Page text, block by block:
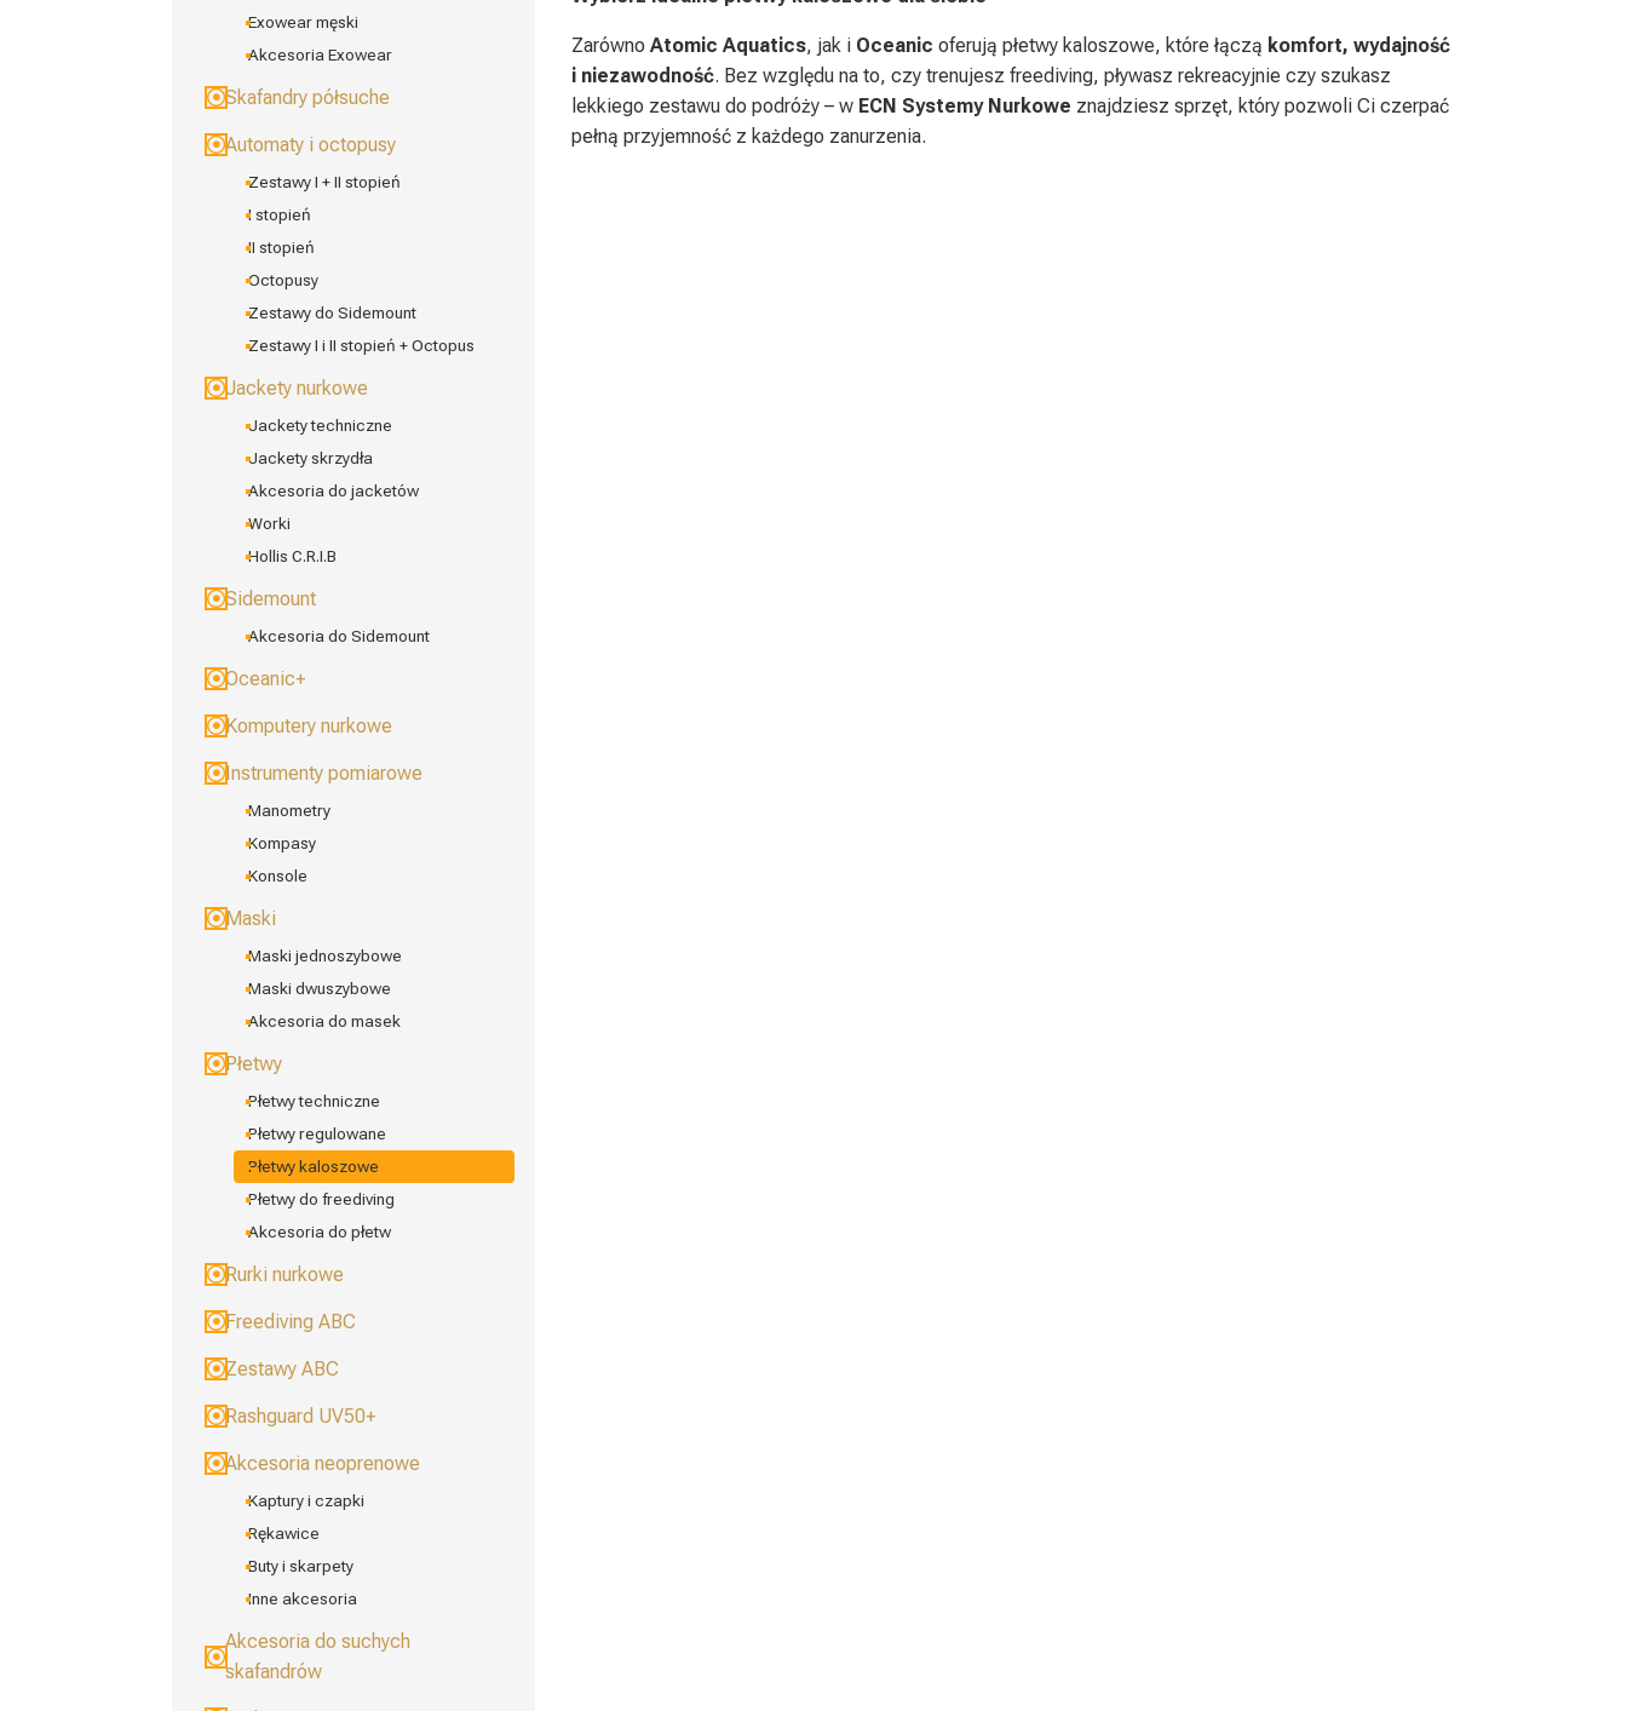
Exowear męski
Akcesoria Exowear
Skafandry półsuche
Automaty i octopusy
Zestawy I + II stopień
I stopień
II stopień
Octopusy
Zestawy do Sidemount
Zestawy I i II stopień + Octopus
Jackety nurkowe
Jackety techniczne
Jackety skrzydła
Akcesoria do jacketów
Worki
Hollis C.R.I.B
Sidemount
Akcesoria do Sidemount
Oceanic+
Komputery nurkowe
Instrumenty pomiarowe
Manometry
Kompasy
Konsole
Maski
Maski jednoszybowe
Maski dwuszybowe
Akcesoria do masek
Płetwy
Płetwy techniczne
Płetwy regulowane
Płetwy kaloszowe
Płetwy do freediving
Akcesoria do płetw
Rurki nurkowe
Freediving ABC
Zestawy ABC
Rashguard UV50+
Akcesoria neoprenowe
Kaptury i czapki
Rękawice
Buty i skarpety
Inne akcesoria
Akcesoria do suchych
skafandrów
Zarówno Atomic Aquatics, jak i Oceanic oferują płetwy kaloszowe, które łączą komfort, wydajność
i niezawodność. Bez względu na to, czy trenujesz freediving, pływasz rekreacyjnie czy szukasz
lekkiego zestawu do podróży – w ECN Systemy Nurkowe znajdziesz sprzęt, który pozwoli Ci czerpać
pełną przyjemność z każdego zanurzenia.
Viper 2 - kaloszowe Płetwy Predator